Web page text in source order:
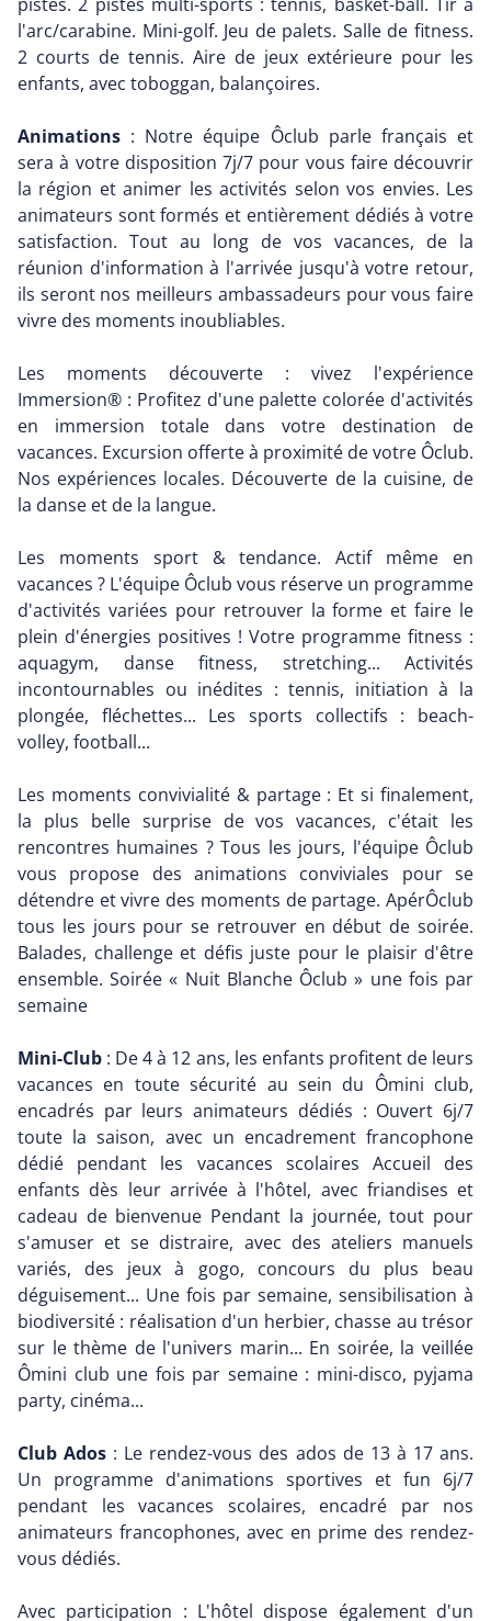
l'arc/carabine. Mini-golf. Jeu de palets. Salle de fitness.
2 courts de tennis. Aire de jeux extérieure pour les
enfants, avec toboggan, balançoires.
Animations : Notre équipe Ôclub parle français et
sera à votre disposition 7j/7 pour vous faire découvrir
la région et animer les activités selon vos envies. Les
animateurs sont formés et entièrement dédiés à votre
satisfaction. Tout au long de vos vacances, de la
réunion d'information à l'arrivée jusqu'à votre retour,
ils seront nos meilleurs ambassadeurs pour vous faire
vivre des moments inoubliables.
Les moments découverte : vivez l'expérience
Immersion® : Profitez d'une palette colorée d'activités
en immersion totale dans votre destination de
vacances. Excursion offerte à proximité de votre Ôclub.
Nos expériences locales. Découverte de la cuisine, de
la danse et de la langue.
Les moments sport & tendance. Actif même en
vacances ? L'équipe Ôclub vous réserve un programme
d'activités variées pour retrouver la forme et faire le
plein d'énergies positives ! Votre programme fitness :
aquagym, danse fitness, stretching... Activités
incontournables ou inédites : tennis, initiation à la
plongée, fléchettes... Les sports collectifs : beach-
volley, football...
Les moments convivialité & partage : Et si finalement,
la plus belle surprise de vos vacances, c'était les
rencontres humaines ? Tous les jours, l'équipe Ôclub
vous propose des animations conviviales pour se
détendre et vivre des moments de partage. ApérÔclub
tous les jours pour se retrouver en début de soirée.
Balades, challenge et défis juste pour le plaisir d'être
ensemble. Soirée « Nuit Blanche Ôclub » une fois par
semaine
Mini-Club : De 4 à 12 ans, les enfants profitent de leurs
vacances en toute sécurité au sein du Ômini club,
encadrés par leurs animateurs dédiés : Ouvert 6j/7
toute la saison, avec un encadrement francophone
dédié pendant les vacances scolaires Accueil des
enfants dès leur arrivée à l'hôtel, avec friandises et
cadeau de bienvenue Pendant la journée, tout pour
s'amuser et se distraire, avec des ateliers manuels
variés, des jeux à gogo, concours du plus beau
déguisement... Une fois par semaine, sensibilisation à
biodiversité : réalisation d'un herbier, chasse au trésor
sur le thème de l'univers marin... En soirée, la veillée
Ômini club une fois par semaine : mini-disco, pyjama
party, cinéma...
Club Ados : Le rendez-vous des ados de 13 à 17 ans.
Un programme d'animations sportives et fun 6j/7
pendant les vacances scolaires, encadré par nos
animateurs francophones, avec en prime des rendez-
vous dédiés.
Avec participation : L'hôtel dispose également d'un